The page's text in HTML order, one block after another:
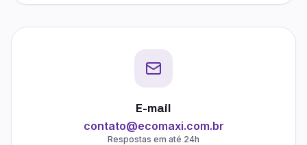
E-mail
contato@ecomaxi.com.br
Respostas em até 24h